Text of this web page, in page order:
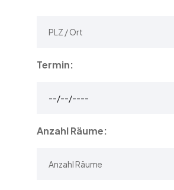
Termin:
Anzahl Räume: